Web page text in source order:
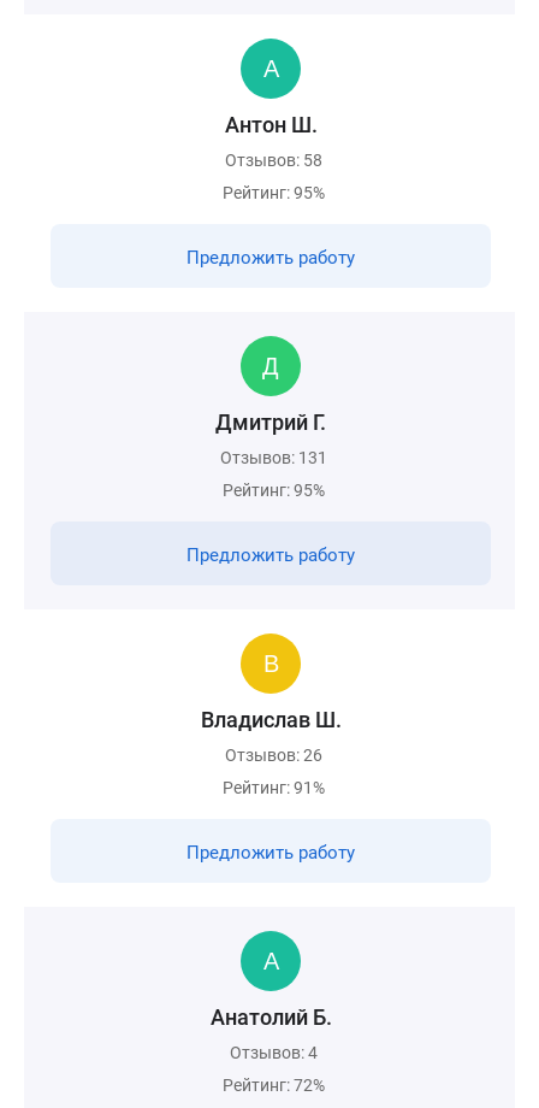
Антон Ш.
Отзывов: 58
Рейтинг: 95%
Предложить работу
Дмитрий Г.
Отзывов: 131
Рейтинг: 95%
Предложить работу
Владислав Ш.
Отзывов: 26
Рейтинг: 91%
Предложить работу
Анатолий Б.
Отзывов: 4
Рейтинг: 72%